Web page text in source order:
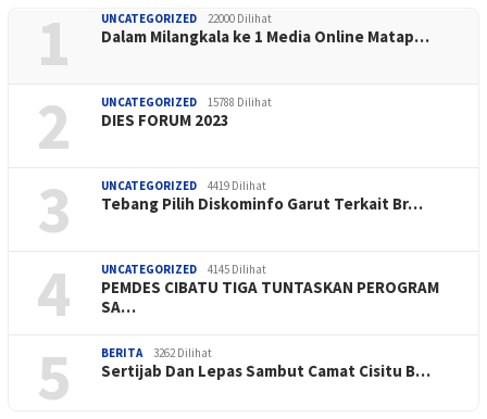
1 UNCATEGORIZED 22000 Dilihat
Dalam Milangkala ke 1 Media Online Matap…
2 UNCATEGORIZED 15788 Dilihat
DIES FORUM 2023
3 UNCATEGORIZED 4419 Dilihat
Tebang Pilih Diskominfo Garut Terkait Br…
4 UNCATEGORIZED 4145 Dilihat
PEMDES CIBATU TIGA TUNTASKAN PEROGRAM
SA…
5 BERITA 3262 Dilihat
Sertijab Dan Lepas Sambut Camat Cisitu B…